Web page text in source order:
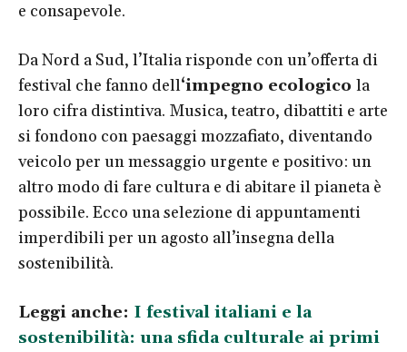
e consapevole.
Da Nord a Sud, l’Italia risponde con un’offerta di
festival che fanno dell‘impegno ecologico la
loro cifra distintiva. Musica, teatro, dibattiti e arte
si fondono con paesaggi mozzafiato, diventando
veicolo per un messaggio urgente e positivo: un
altro modo di fare cultura e di abitare il pianeta è
possibile. Ecco una selezione di appuntamenti
imperdibili per un agosto all’insegna della
sostenibilità.
Leggi anche: I festival italiani e la
sostenibilità: una sfida culturale ai primi